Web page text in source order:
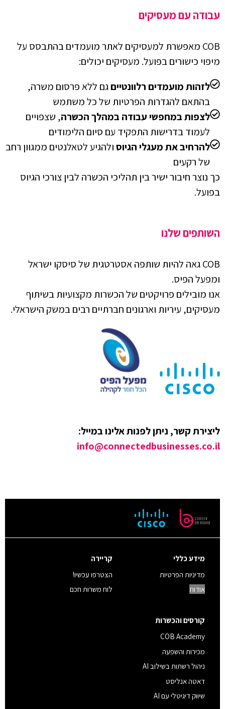
עבודה עם מעסיקים
COB מאפשרת למעסיקים לאתר מועמדים בהתבסס על
מיפוי כישורים בפועל. מעסיקים יכולים:
לזהות מועמדים רלוונטייםגם ללא פרסום משרה,
בהתאם להגדרות הפרטיות של כל משתמש
לצפות במחפשי עבודה במהלך הכשרה, שצפויים
לעמוד בדרישות התפקיד עם סיום הלימודים
להרחיב את מעגלי הגיוסולהגיע לטאלנטים ממגוון רחב
של רקעים
כך נוצר חיבור ישיר בין תהליכי הכשרה לבין צורכי הגיוס
בפועל.
השותפים שלנו
COB גאה להיות שותפה אסטרטגית של סיסקו ישראל
ומפעל הפיס.
אנו מובילים פרויקטים של הכשרות מקצועיות בשיתוף
מעסיקים, עיריות וארגונים חברתיים רבים במשק הישראלי.
ליצירת קשר, ניתן לפנות אלינו במייל:
info@connectedbusinesses.co.il
מידע כללי
מדיניות הפרטיות
אודות
קריירה
הצטרפו עכשיו!
לוח משרות חכם
קורסים והכשרות
COB Academy
מכירות והשפעה
ניהול רשתות בשילוב AI
דאטה אנליסט
שיווק דיגיטלי עם AI